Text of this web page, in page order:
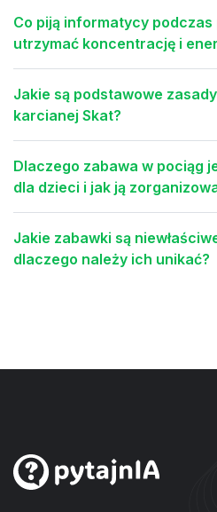
Co piją informatycy podczas
utrzymać koncentrację i
Jakie są podstawowe
karcianej Skat?
Dlaczego zabawa w pociąg
dla dzieci i jak ją
Jakie zabawki są
dlaczego należy ich unikać?